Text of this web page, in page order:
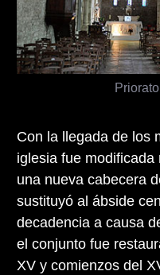
Con la llegada de los
iglesia fue
una nueva cabecera
sustituyó al ábside
decadencia a causa
el conjunto fue
XV y comienzos del